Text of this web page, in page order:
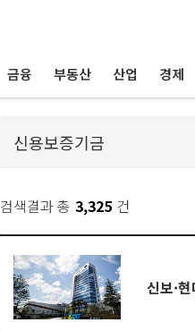
금융 부동산 산업 경제
검색결과 총 3,325 건
신보·